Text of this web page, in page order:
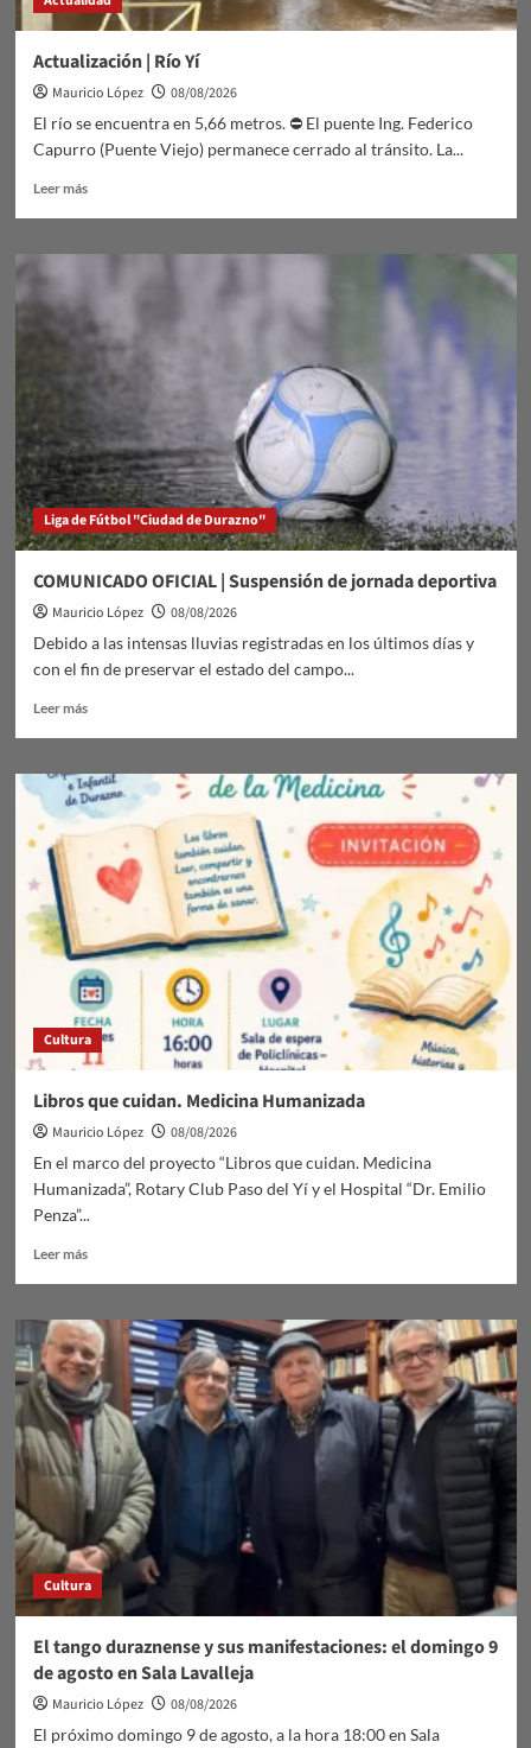
Actualización | Río Yí
Mauricio López
08/08/2026
El río se encuentra en 5,66 metros. ⛔ El puente Ing. Federico
Capurro (Puente Viejo) permanece cerrado al tránsito. La...
Leer másLeer
Actualización
Yí
Liga de Fútbol "Ciudad de Durazno"
COMUNICADO OFICIAL | Suspensión de jornada deportiva
Mauricio López
08/08/2026
Debido a las intensas lluvias registradas en los últimos días y
con el fin de preservar el estado del campo...
Leer másLeer
COMUNICADO
OFICIAL
|
Suspensión
jornada
deportiva
Cultura
Libros que cuidan. Medicina Humanizada
Mauricio López
08/08/2026
En el marco del proyecto “Libros que cuidan. Medicina
Humanizada”, Rotary Club Paso del Yí y el Hospital “Dr. Emilio
Penza”...
Leer másLeer
Libros
que
cuidan.
Medicina
Humanizada
Cultura
El tango duraznense y sus manifestaciones: el domingo 9
de agosto en Sala Lavalleja
Mauricio López
08/08/2026
El próximo domingo 9 de agosto, a la hora 18:00 en Sala